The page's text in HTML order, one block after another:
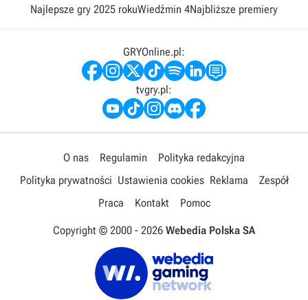
Najlepsze gry 2025 rokuWiedźmin 4Najbliższe premiery
GRYOnline.pl:
tvgry.pl:
O nas Regulamin
Polityka redakcyjna
Polityka prywatności Ustawienia cookies Reklama
Zespół
Praca
Kontakt Pomoc
Copyright © 2000 - 2026 Webedia Polska SA